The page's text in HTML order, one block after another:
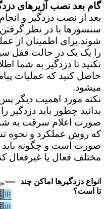
گام بعد نصب آژیرهای
بعد از نصب دزدگیر و
سنسورها با در نظر
شوند.برای اطمینان از
را یک یک در حالت قفل
نکنید تا دزدگیر به شما
حاصل کنید که عملیات
میشود.
نکته مورد اهمیت دیگر
بدانید چطور باید دزدگیر
صورت اعلام سرقت به شما
که روش عملکرد و نحوه
صورت است و چگونه
مختلف فعال یا غیرفعال
انواع دزدگیرها اماکن چند
تا است؟